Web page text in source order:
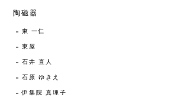
陶磁器
東 一仁
東屋
石井 直人
石原 ゆきえ
伊集院 真理子